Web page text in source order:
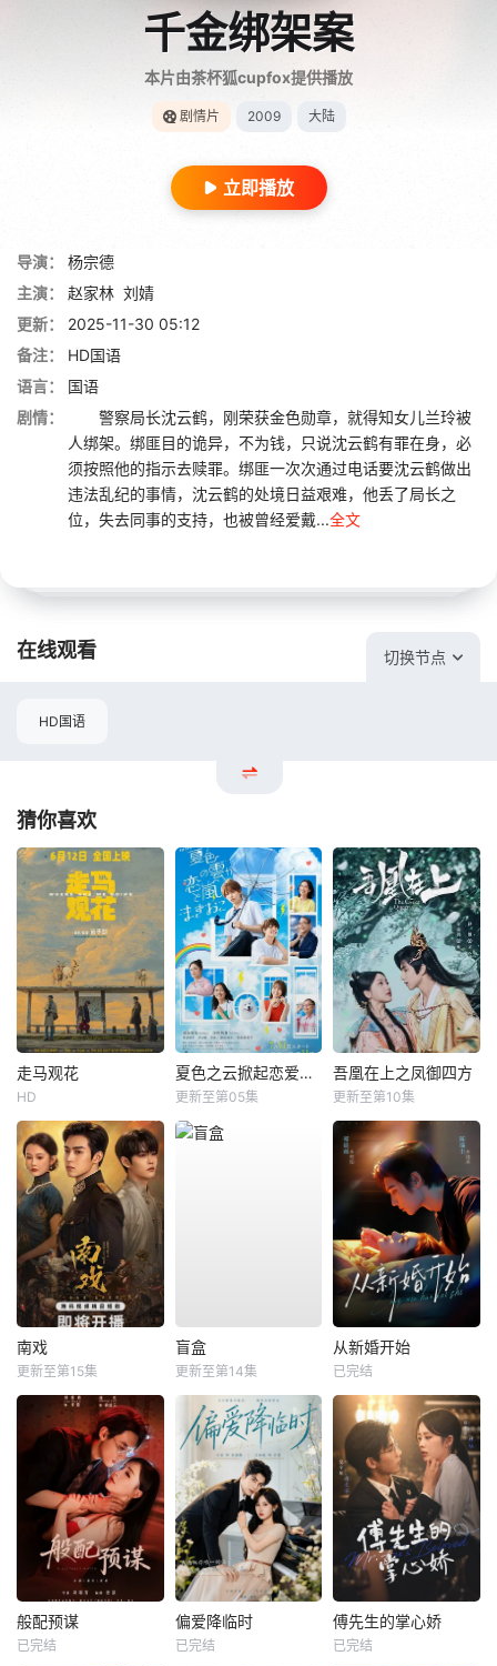
千金绑架案
本片由茶杯狐cupfox提供播放
剧情片 2009 大陆
立即播放
导演：
杨宗德
主演：
赵家林 刘婧
更新：
2025-11-30 05:12
备注：
HD国语
语言：
国语
剧情：
警察局长沈云鹤，刚荣获金色勋章，就得知女儿兰玲被
人绑架。绑匪目的诡异，不为钱，只说沈云鹤有罪在身，必
须按照他的指示去赎罪。绑匪一次次通过电话要沈云鹤做出
违法乱纪的事情，沈云鹤的处境日益艰难，他丢了局长之
位，失去同事的支持，也被曾经爱戴...全文
在线观看 切换节点
HD国语
猜你喜欢
走马观花
HD
夏色之云掀起恋爱与风暴
更新至第05集
吾凰在上之凤御四方
更新至第10集
南戏
更新至第15集
盲盒
更新至第14集
从新婚开始
已完结
般配预谋
已完结
偏爱降临时
已完结
傅先生的掌心娇
已完结